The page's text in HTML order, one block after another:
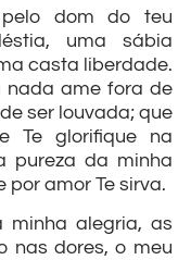
dom do teu
uma sábia
casta liberdade.
nada ame fora de
ser louvada; que
Te glorifique na
pureza da minha
por amor Te sirva.
minha alegria, as
nas dores, o meu